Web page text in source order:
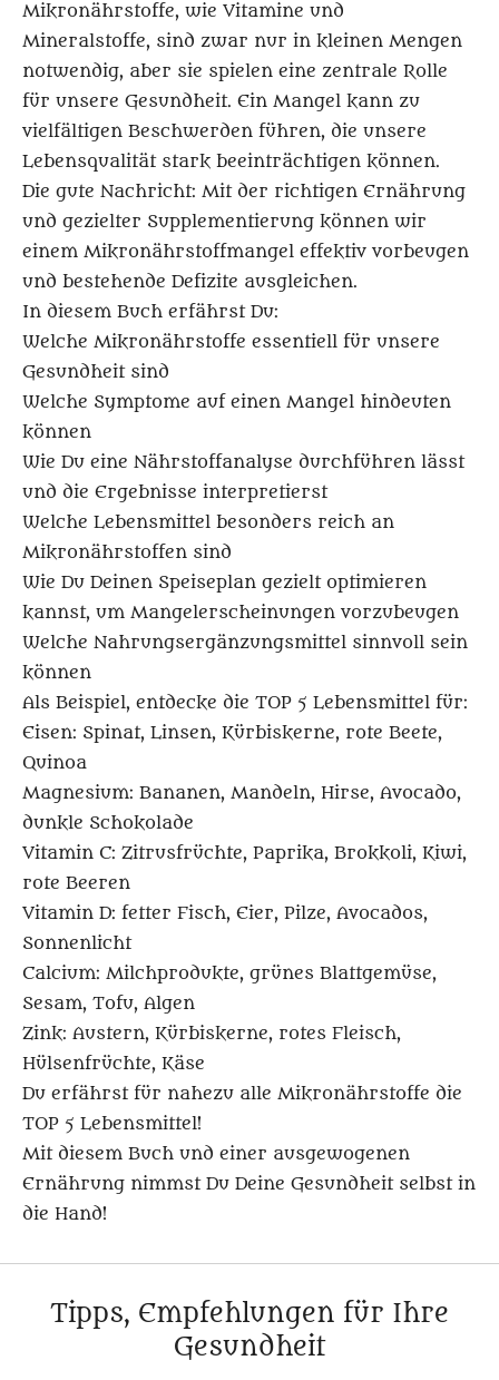
Mikronährstoffe, wie Vitamine und
Mineralstoffe, sind zwar nur in kleinen Mengen
notwendig, aber sie spielen eine zentrale Rolle
für unsere Gesundheit. Ein Mangel kann zu
vielfältigen Beschwerden führen, die unsere
Lebensqualität stark beeinträchtigen können.
Die gute Nachricht: Mit der richtigen Ernährung
und gezielter Supplementierung können wir
einem Mikronährstoffmangel effektiv vorbeugen
und bestehende Defizite ausgleichen.
In diesem Buch erfährst Du:
Welche Mikronährstoffe essentiell für unsere
Gesundheit sind
Welche Symptome auf einen Mangel hindeuten
können
Wie Du eine Nährstoffanalyse durchführen lässt
und die Ergebnisse interpretierst
Welche Lebensmittel besonders reich an
Mikronährstoffen sind
Wie Du Deinen Speiseplan gezielt optimieren
kannst, um Mangelerscheinungen vorzubeugen
Welche Nahrungsergänzungsmittel sinnvoll sein
können
Als Beispiel, entdecke die TOP 5 Lebensmittel für:
Eisen: Spinat, Linsen, Kürbiskerne, rote Beete,
Quinoa
Magnesium: Bananen, Mandeln, Hirse, Avocado,
dunkle Schokolade
Vitamin C: Zitrusfrüchte, Paprika, Brokkoli, Kiwi,
rote Beeren
Vitamin D: fetter Fisch, Eier, Pilze, Avocados,
Sonnenlicht
Calcium: Milchprodukte, grünes Blattgemüse,
Sesam, Tofu, Algen
Zink: Austern, Kürbiskerne, rotes Fleisch,
Hülsenfrüchte, Käse
Du erfährst für nahezu alle Mikronährstoffe die
TOP 5 Lebensmittel!
Mit diesem Buch und einer ausgewogenen
Ernährung nimmst Du Deine Gesundheit selbst in
die Hand!
Tipps, Empfehlungen für Ihre
Gesundheit